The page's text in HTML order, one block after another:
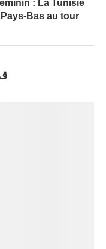
: La Tunisie
Bas au tour